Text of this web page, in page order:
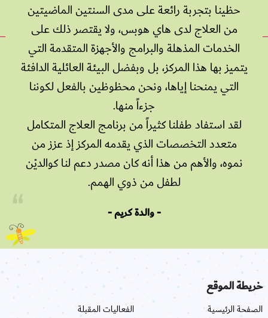
حظينا بتجربة رائعة على مدى السنتين الماضيتين
من العلاج لدى هاي هوبس، ولا يقتصر ذلك على
الخدمات المذهلة والبرامج والأجهزة المتقدمة التي
يتميز بها هذا المركز، بل وبفضل البيئة العائلية الدافئة
التي يمنحنا إياها، ونحن محظوظين بالفعل لكوننا
جزءاً منها.
لقد استفاد طفلنا كثيراً من برنامج العلاج المتكامل
متعدد التخصصات الذي يقدمه المركز إذ عزز من
نموه، والأهم من هذا أنه كان مصدر دعم لنا كوالديْن
لطفل من ذوي الهمم.
- والدة كريم -
خريطة الموقع
الصفحة الرئيسية
الفعاليات المقبلة